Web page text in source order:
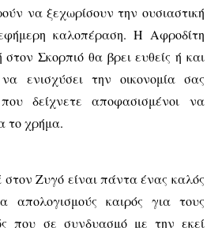
να ξεχωρίσουν την ουσιαστική
καλοπέραση. Η Αφροδίτη
Σκορπιό θα βρει ευθείς ή και
ενισχύσει την οικονομία σας
δείχνετε αποφασισμένοι να
το χρήμα.
Ζυγό είναι πάντα ένας καλός
απολογισμούς καιρός για τους
που σε συνδυασμό με την εκεί